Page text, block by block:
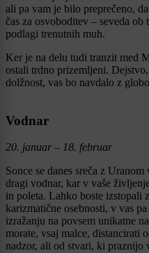
ali pa vam je bilo preprečeno,
čas za osvoboditev – seveda ob
podlagi trenutnih muh.
Ker je na delu tudi tranzit med
ostali trdno prizemljeni.
dolžnost, vas bo navdalo z
Vodnar
20. januar – 18. februar
Sonce se danes sreča z
dragi vodnar, kar v vaše
in poleta. Lahko boste izstopali
karizmatične osebnosti, v vas
izražanju na povsem unikatne
morate, vsaj malce, distancirati
nadzor, ali od stvari, ki praznijo